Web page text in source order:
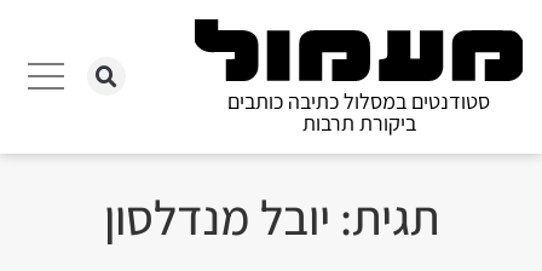
סטודנטים במסלול כתיבה כותבים
ביקורת תרבות
תגית: יובל מנדלסון